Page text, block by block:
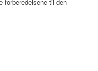
forberedelsene til den